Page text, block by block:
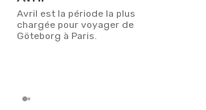
avril est la période la plus
chargée pour voyager de
Göteborg à Paris.